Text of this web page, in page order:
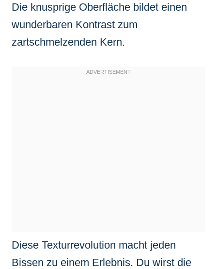
Die knusprige Oberfläche bildet einen
wunderbaren Kontrast zum
zartschmelzenden Kern.
Diese Texturrevolution macht jeden
Bissen zu einem Erlebnis. Du wirst die